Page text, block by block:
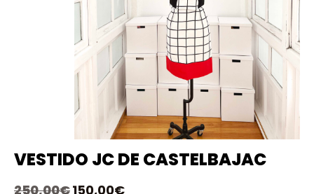
VESTIDO JC DE CASTELBAJAC
250,00€150,00€